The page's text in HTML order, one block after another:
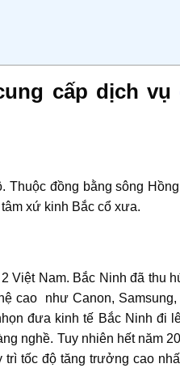
cấp dịch vụ
đồng bằng sông
xứ kinh Bắc cổ xưa.
Việt Nam. Bắc Ninh đã thu
cao như Canon, Samsung,
đưa kinh tế Bắc Ninh đi
nghề. Tuy nhiên hết năm
tốc độ tăng trưởng cao